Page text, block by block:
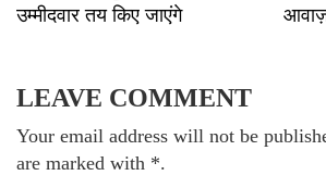
उम्मीदवार तय किए जाएंगे
LEAVE COMMENT
Your email address will not be
are marked with *.